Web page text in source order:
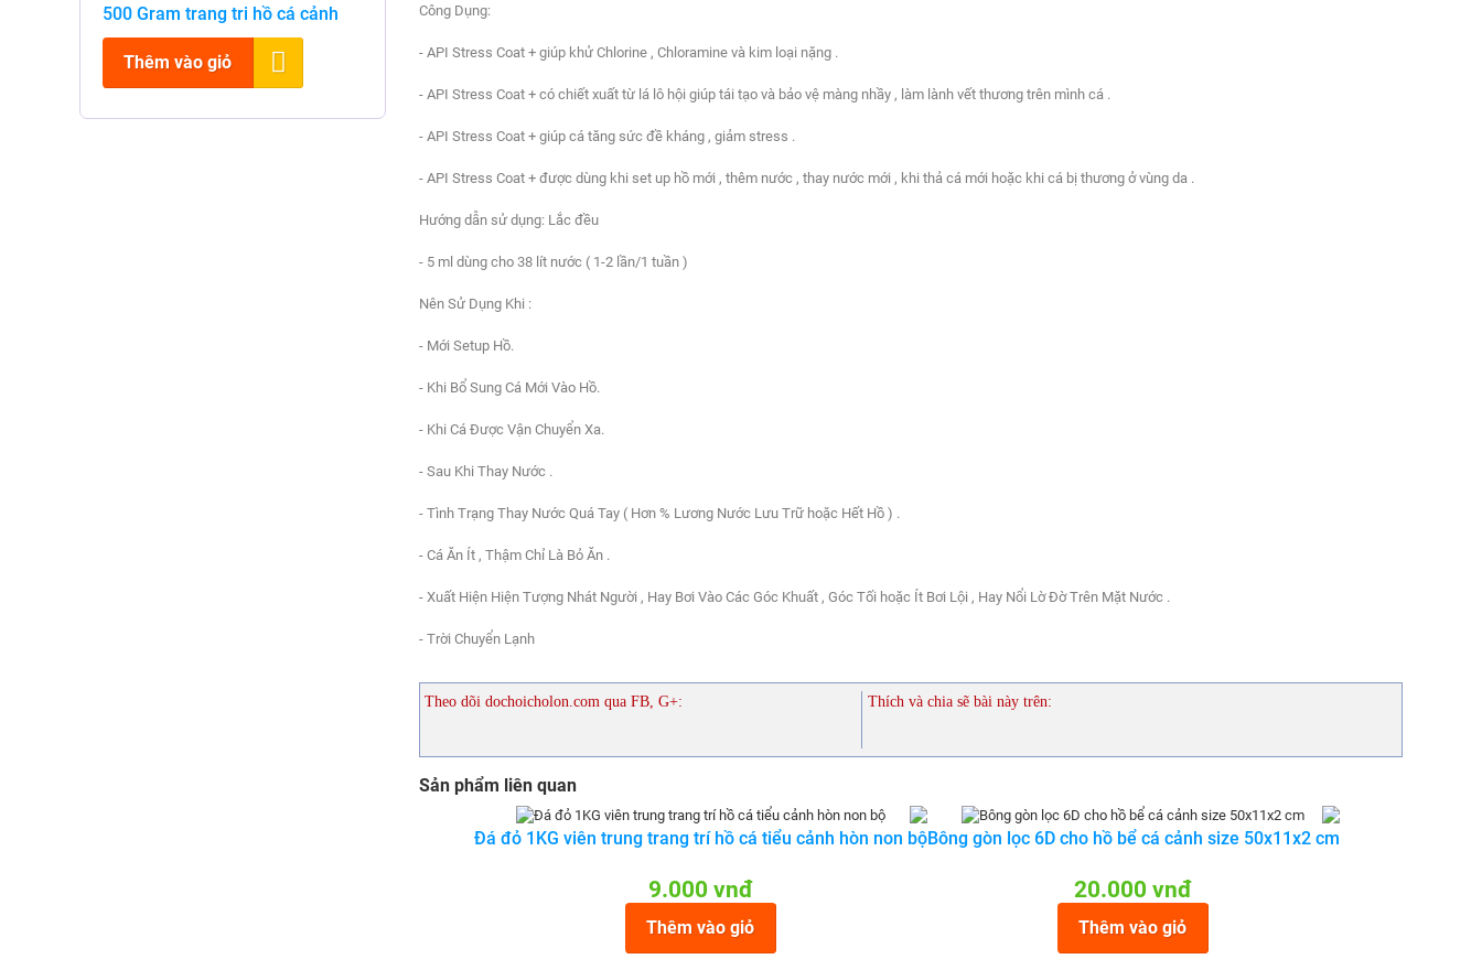
500 Gram trang tri hồ cá cảnh
Thêm vào giỏ
Công Dụng:
- API Stress Coat + giúp khử Chlorine , Chloramine và kim loại nặng .
- API Stress Coat + có chiết xuất từ lá lô hội giúp tái tạo và bảo vệ màng nhầy , làm lành vết thương trên mình cá .
- API Stress Coat + giúp cá tăng sức đề kháng , giảm stress .
- API Stress Coat + được dùng khi set up hồ mới , thêm nước , thay nước mới , khi thả cá mới hoặc khi cá bị thương ở vùng da .
Hướng dẫn sử dụng: Lắc đều
- 5 ml dùng cho 38 lít nước ( 1-2 lần/1 tuần )
Nên Sử Dụng Khi :
- Mới Setup Hồ.
- Khi Bổ Sung Cá Mới Vào Hồ.
- Khi Cá Được Vận Chuyển Xa.
- Sau Khi Thay Nước .
- Tình Trạng Thay Nước Quá Tay ( Hơn % Lương Nước Lưu Trữ hoặc Hết Hồ ) .
- Cá Ăn Ít , Thậm Chỉ Là Bỏ Ăn .
- Xuất Hiện Hiện Tượng Nhát Người , Hay Bơi Vào Các Góc Khuất , Góc Tối hoặc Ít Bơi Lội , Hay Nổi Lờ Đờ Trên Mặt Nước .
- Trời Chuyển Lạnh
Theo dõi dochoicholon.com qua FB, G+: Thích và chia sẽ bài này trên:
Sản phẩm liên quan
Đá đỏ 1KG viên trung trang trí hồ cá tiểu cảnh hòn non bộ
9.000 vnđ
Thêm vào giỏ
Bông gòn lọc 6D cho hồ bể cá cảnh size 50x11x2 cm
20.000 vnđ
Thêm vào giỏ